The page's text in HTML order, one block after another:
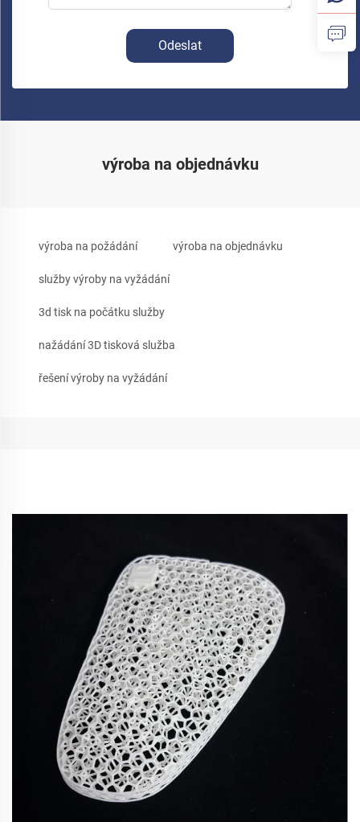
Odeslat
výroba na objednávku
výroba na požádání výroba na objednávku
služby výroby na vyžádání
3d tisk na počátku služby
nažádání 3D tisková služba
řešení výroby na vyžádání